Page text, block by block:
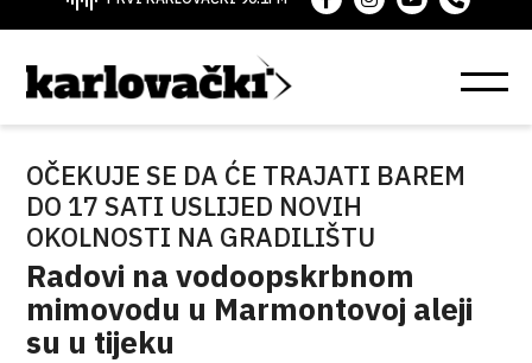
OČEKUJE SE DA ĆE TRAJATI BAREM
DO 17 SATI USLIJED NOVIH
OKOLNOSTI NA GRADILIŠTU
Radovi na vodoopskrbnom
mimovodu u Marmontovoj aleji
su u tijeku